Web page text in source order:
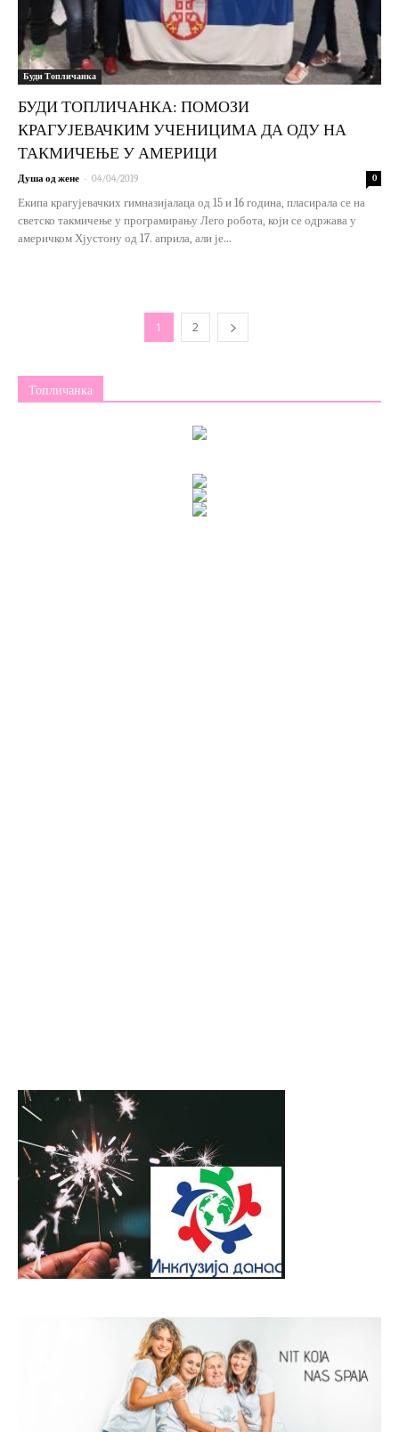
Буди Топличанка
БУДИ ТОПЛИЧАНКА: ПОМОЗИ
КРАГУЈЕВАЧКИМ УЧЕНИЦИМА ДА ОДУ НА
ТАКМИЧЕЊЕ У АМЕРИЦИ
Душа од жене - 04/04/2019 0
Екипа крагујевачких гимназијалаца од 15 и 16 година, пласирала се на
светско такмичење у програмирању Лего робота, који се одржава у
америчком Хјустону од 17. априла, али је...
1 2
Топличанка